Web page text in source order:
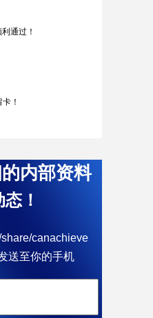
通过！
！
牙黄金居留卡
澳洲的愿望。
牙利yj居留卡！
内部资料
态！
canachieve
送至你的手机